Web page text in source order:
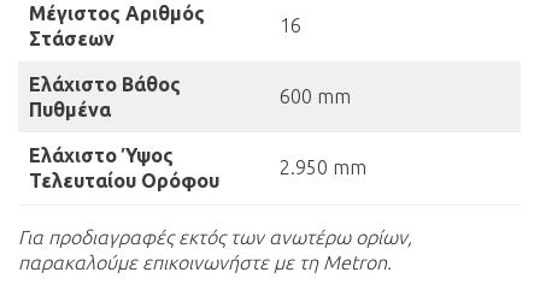
Μέγιστος Αριθμός
Στάσεων
16
Ελάχιστο Βάθος
Πυθμένα
600 mm
Ελάχιστο Ύψος
Τελευταίου Ορόφου
2.950 mm
Για προδιαγραφές εκτός των ανωτέρω ορίων,
παρακαλούμε επικοινωνήστε με τη Metron.